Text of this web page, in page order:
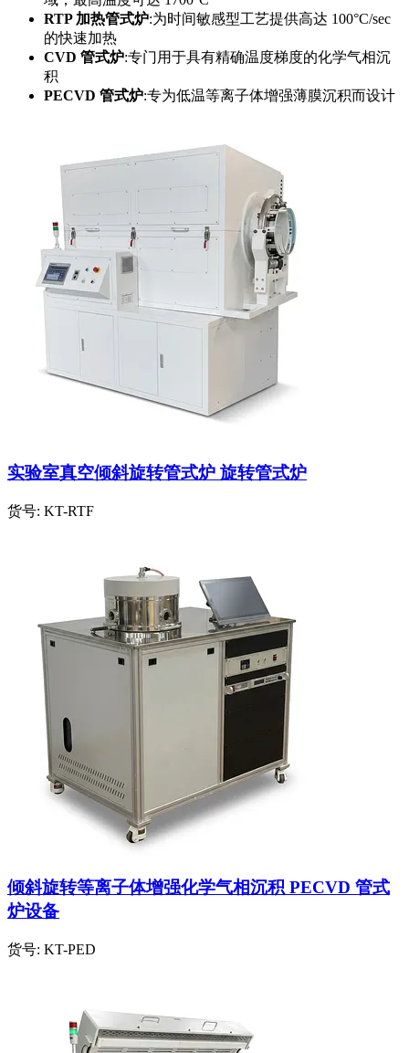
RTP 加热管式炉:为时间敏感型工艺提供高达 100°C/sec
的快速加热
CVD 管式炉:专门用于具有精确温度梯度的化学气相沉
积
PECVD 管式炉:专为低温等离子体增强薄膜沉积而设计
实验室真空倾斜旋转管式炉 旋转管式炉
货号: KT-RTF
倾斜旋转等离子体增强化学气相沉积 PECVD 管式
炉设备
货号: KT-PED